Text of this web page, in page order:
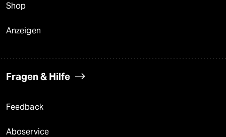
Shop
Anzeigen
Fragen & Hilfe
Feedback
Aboservice